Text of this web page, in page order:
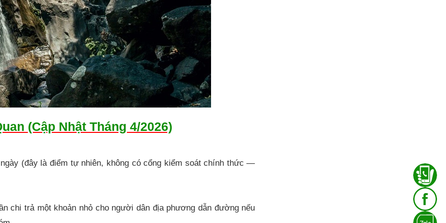
(Cập Nhật Tháng 4/2026)
(đây là điểm tự nhiên, không có cổng kiểm soát chính thức —
chi trả một khoản nhỏ cho người dân địa phương dẫn đường nếu